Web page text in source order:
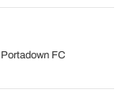
Portadown FC